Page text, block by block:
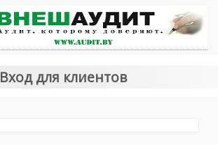
Вход для клиентов